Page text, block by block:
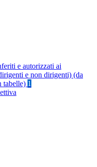
e autorizzati ai
e non dirigenti) (da
tabelle) 1